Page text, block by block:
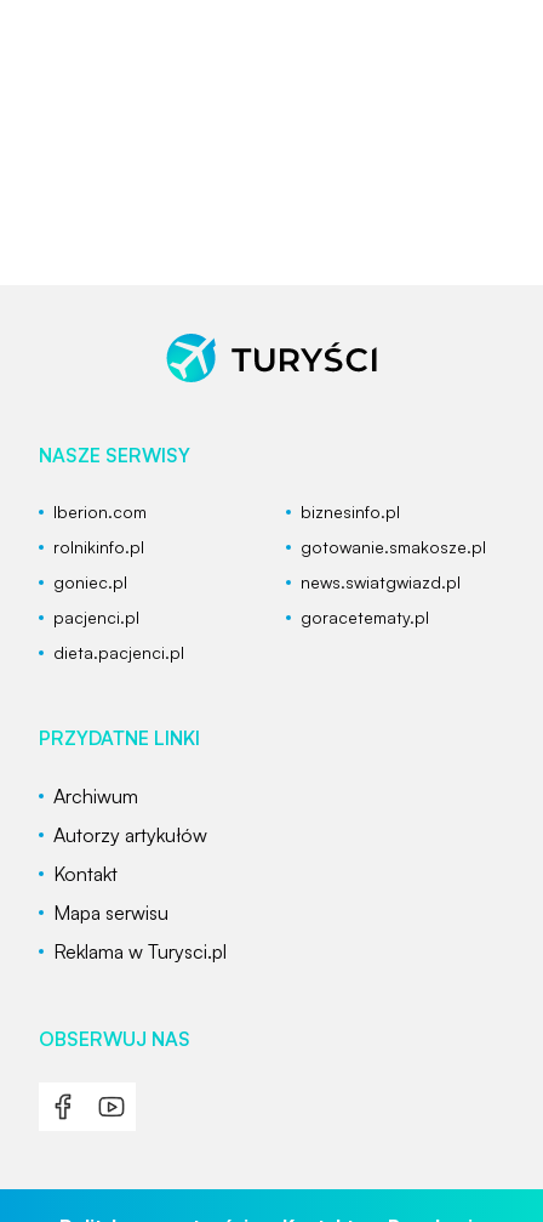
NASZE SERWISY
Iberion.com
biznesinfo.pl
rolnikinfo.pl
gotowanie.smakosze.pl
goniec.pl
news.swiatgwiazd.pl
pacjenci.pl
goracetematy.pl
dieta.pacjenci.pl
PRZYDATNE LINKI
Archiwum
Autorzy artykułów
Kontakt
Mapa serwisu
Reklama w Turysci.pl
OBSERWUJ NAS